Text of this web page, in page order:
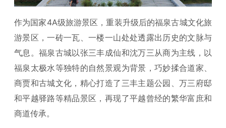
作为国家4A级旅游景区，重装升级后的福泉古城文化旅
游景区，一砖一瓦、一楼一山处处透露出历史的文脉与
气息。福泉古城以张三丰成仙和沈万三从商为主线，以
福泉太极水等独特的自然景观为背景，巧妙揉合道家、
商贾和古城文化，精心打造了三丰主题公园、万三府邸
和平越驿路等精品景区，再现了平越曾经的繁华富庶和
商道传承。